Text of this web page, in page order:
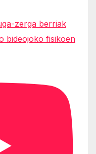
zerga berriak
bideojoko fisikoen